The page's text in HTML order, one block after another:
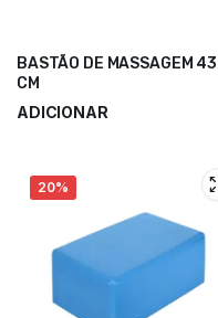
BASTÃO DE MASSAGEM 43
CM
ADICIONAR
20%